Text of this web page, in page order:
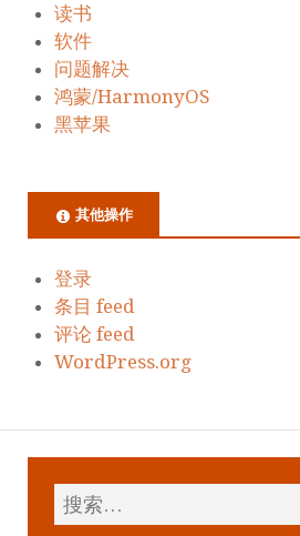
读书
软件
问题解决
鸿蒙/HarmonyOS
黑苹果
其他操作
登录
条目 feed
评论 feed
WordPress.org